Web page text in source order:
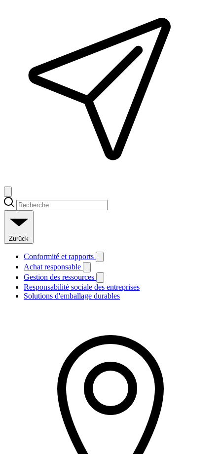
Zurück
Conformité et rapports
Achat responsable
Gestion des ressources
Responsabilité sociale des entreprises
Solutions d'emballage durables